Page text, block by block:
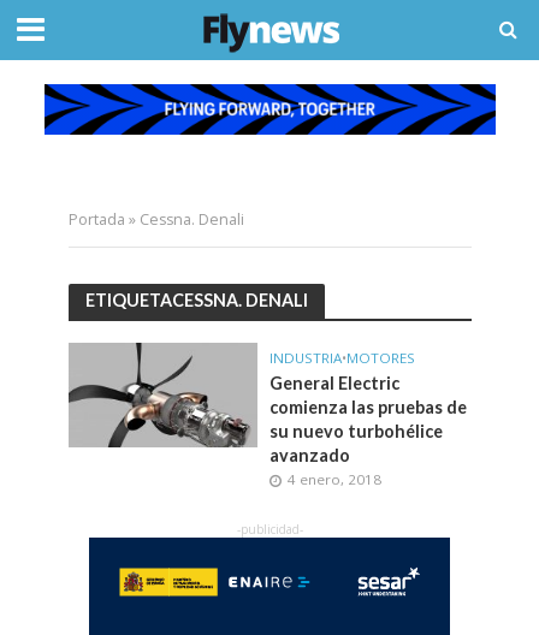
Portada » Cessna. Denali
ETIQUETACESSNA. DENALI
INDUSTRIA•MOTORES
General Electric
comienza las pruebas de
su nuevo turbohélice
avanzado
4 enero, 2018